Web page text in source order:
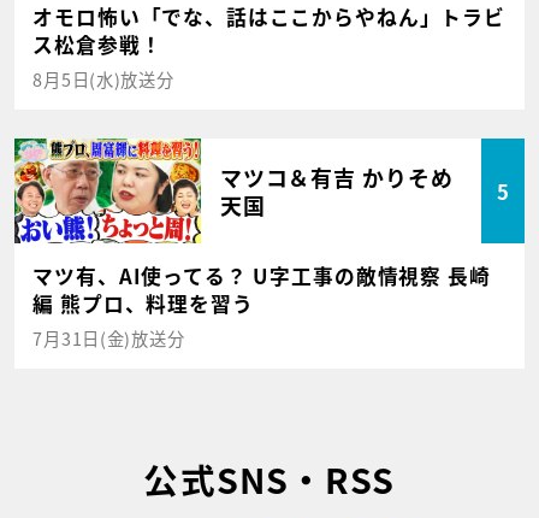
オモロ怖い「でな、話はここからやねん」トラビ
ス松倉参戦！
8月5日(水)放送分
マツコ＆有吉 かりそめ
天国
5
マツ有、AI使ってる？ U字工事の敵情視察 長崎
編 熊プロ、料理を習う
7月31日(金)放送分
公式SNS・RSS